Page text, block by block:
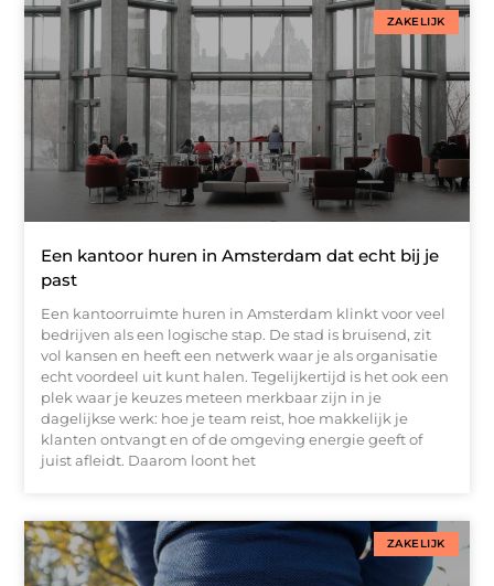
ZAKELIJK
Een kantoor huren in Amsterdam dat echt bij je
past
Een kantoorruimte huren in Amsterdam klinkt voor veel
bedrijven als een logische stap. De stad is bruisend, zit
vol kansen en heeft een netwerk waar je als organisatie
echt voordeel uit kunt halen. Tegelijkertijd is het ook een
plek waar je keuzes meteen merkbaar zijn in je
dagelijkse werk: hoe je team reist, hoe makkelijk je
klanten ontvangt en of de omgeving energie geeft of
juist afleidt. Daarom loont het
ZAKELIJK